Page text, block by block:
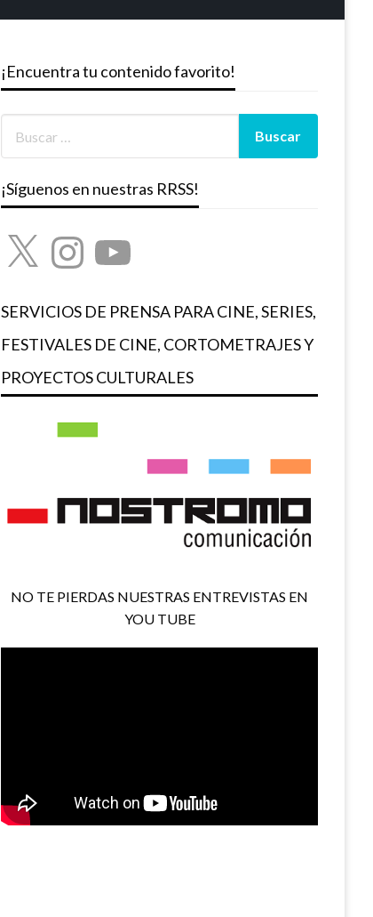
¡Encuentra tu contenido favorito!
¡Síguenos en nuestras RRSS!
X InstagramYouTube
SERVICIOS DE PRENSA PARA CINE, SERIES,
FESTIVALES DE CINE, CORTOMETRAJES Y
PROYECTOS CULTURALES
NO TE PIERDAS NUESTRAS ENTREVISTAS EN
YOU TUBE